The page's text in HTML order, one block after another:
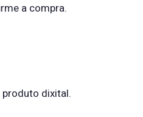
a compra.
dixital.